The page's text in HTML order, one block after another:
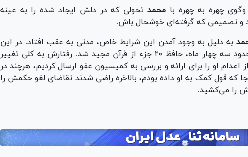
چهره به چهره با محمدتحولی که در دلش ایجاد شده را به عینه
و تصمیمی که گرفته‌ای خوشحال باش.
به دلیل به وجود آمدن این شرایط خاص، مدتی به عقب افتاد. در این
فاصله او هم در کمترین زمان در حدود سه چهار ماه، حافظ ۲۰ جزء از قرآن مجید شد. رفتارش به کلی تغییر
اعدام او را برای ارائه و بررسی به کمیسیون عفو ارسال کردیم، هرچند در
که قول کمک به او داده بودم، بالاخره راضی شدند تقاضای لغو حکمش را
را می‌کشید.